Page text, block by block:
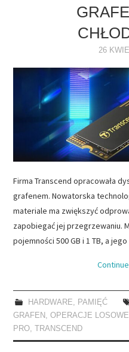
INTERNET
26
Firma Transcend opracowała
grafenem. Nowatorska
materiale ma zwiększyć
zapobiegać jej przegrzewaniu.
pojemności 500 GB i 1 TB, a
HARDWARE, PAMIĘĆ
GRAFEN ,OPERACJE LOSOWE
PRO, TRANSCEND